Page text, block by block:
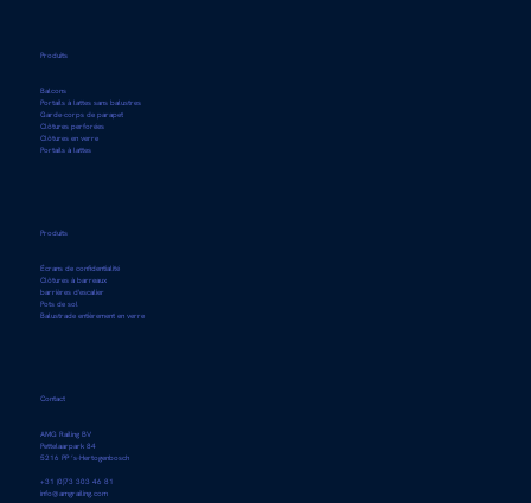
Produits
Balcons
Portails à lattes sans balustres
Garde-corps de parapet
Clôtures perforées
Clôtures en verre
Portails à lattes
Produits
Écrans de confidentialité
Clôtures à barreaux
barrières d'escalier
Pots de sol
Balustrade entièrement en verre
Contact
AMG Railing BV
Pettelaarpark 84
5216 PP ’s-Hertogenbosch
+31 (0)73 303 46 81
info@amgrailing.com